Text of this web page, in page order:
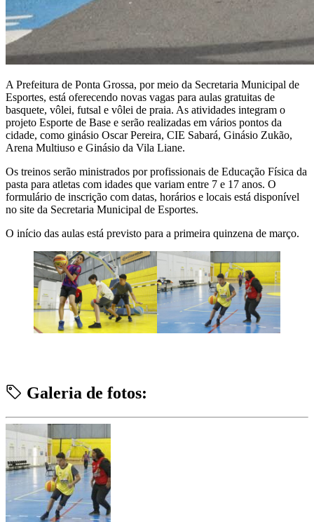
A Prefeitura de Ponta Grossa, por meio da Secretaria Municipal de
Esportes, está oferecendo novas vagas para aulas gratuitas de
basquete, vôlei, futsal e vôlei de praia. As atividades integram o
projeto Esporte de Base e serão realizadas em vários pontos da
cidade, como ginásio Oscar Pereira, CIE Sabará, Ginásio Zukão,
Arena Multiuso e Ginásio da Vila Liane.
Os treinos serão ministrados por profissionais de Educação Física da
pasta para atletas com idades que variam entre 7 e 17 anos. O
formulário de inscrição com datas, horários e locais está disponível
no site da Secretaria Municipal de Esportes.
O início das aulas está previsto para a primeira quinzena de março.
Galeria de fotos: